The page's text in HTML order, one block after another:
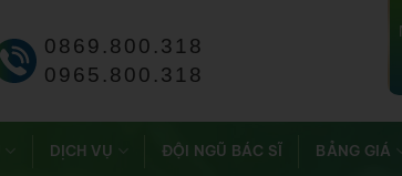
0869.800.318
0965.800.318
DỊCH VỤ ĐỘI NGŨ BÁC SĨ BẢNG GIÁ